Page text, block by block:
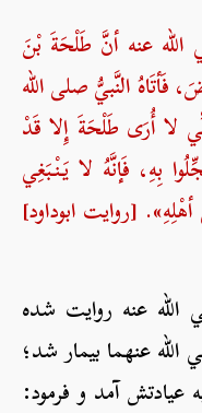
عنه أنَّ طَلْحَةَ بْنَ
فَأتَاهُ النَّبيُّ صلی الله
لا أُرَى طَلْحَةَ إِلا قَدْ
بِهِ، فَإنَّهُ لا يَنْبَغِي
[روایت ابوداود]
عنه روایت شده
عنهما بیمار شد؛
عیادتش آمد و فرمود: